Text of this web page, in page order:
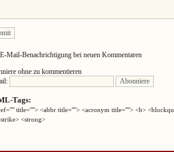
E-Mail-Benachrichtigung bei neuen Kommentaren
ohne zu kommentieren
Tags:
title=""> <abbr title=""> <acronym title=""> <b>
<strong>